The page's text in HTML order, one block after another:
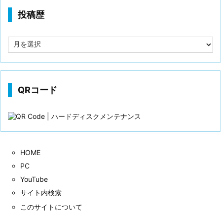
投稿歴
稿
QRコード
HOME
PC
YouTube
サイト内検索
このサイトについて